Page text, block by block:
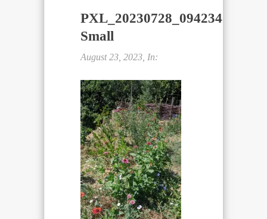
PXL_20230728_094234852-
Small
August 23, 2023, In: